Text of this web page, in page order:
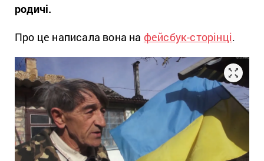
родичі.
Про це написала вона на фейсбук-сторінці.